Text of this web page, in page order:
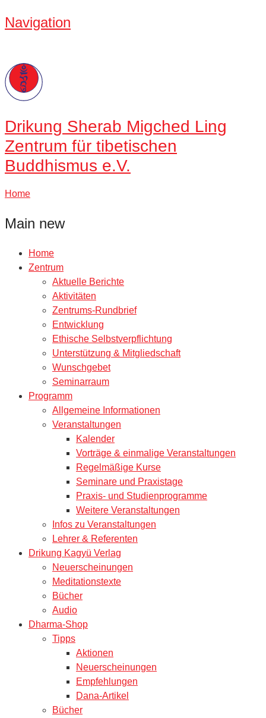
Navigation
Drikung Sherab Migched Ling
Zentrum für tibetischen
Buddhismus e.V.
Home
Main new
Home
Zentrum
Aktuelle Berichte
Aktivitäten
Zentrums-Rundbrief
Entwicklung
Ethische Selbstverpflichtung
Unterstützung & Mitgliedschaft
Wunschgebet
Seminarraum
Programm
Allgemeine Informationen
Veranstaltungen
Kalender
Vorträge & einmalige Veranstaltungen
Regelmäßige Kurse
Seminare und Praxistage
Praxis- und Studienprogramme
Weitere Veranstaltungen
Infos zu Veranstaltungen
Lehrer & Referenten
Drikung Kagyü Verlag
Neuerscheinungen
Meditationstexte
Bücher
Audio
Dharma-Shop
Tipps
Aktionen
Neuerscheinungen
Empfehlungen
Dana-Artikel
Bücher